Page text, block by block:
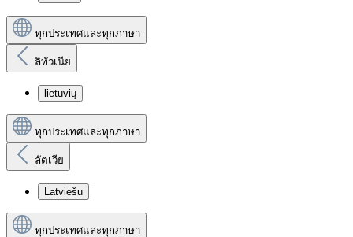
ทุกประเทศและทุกภาษา
ลิทัวเนีย
lietuvių
ทุกประเทศและทุกภาษา
ลัตเวีย
Latviešu
ทุกประเทศและทุกภาษา